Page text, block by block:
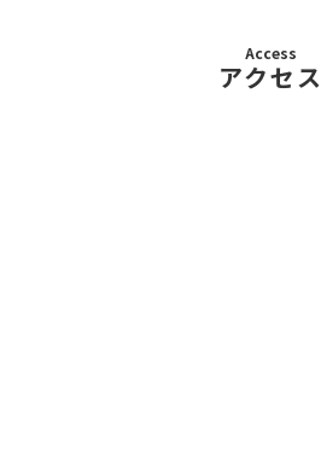
Access
アクセス